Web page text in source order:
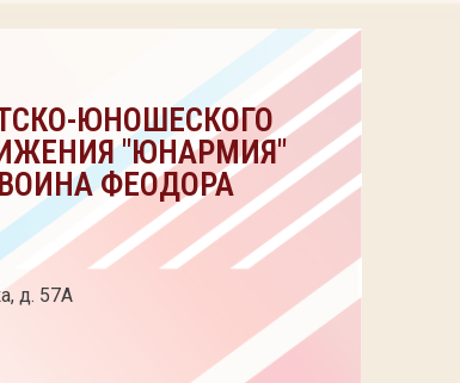
ЮНОШЕСКОГО
"ЮНАРМИЯ"
ФЕОДОРА
д. 57А